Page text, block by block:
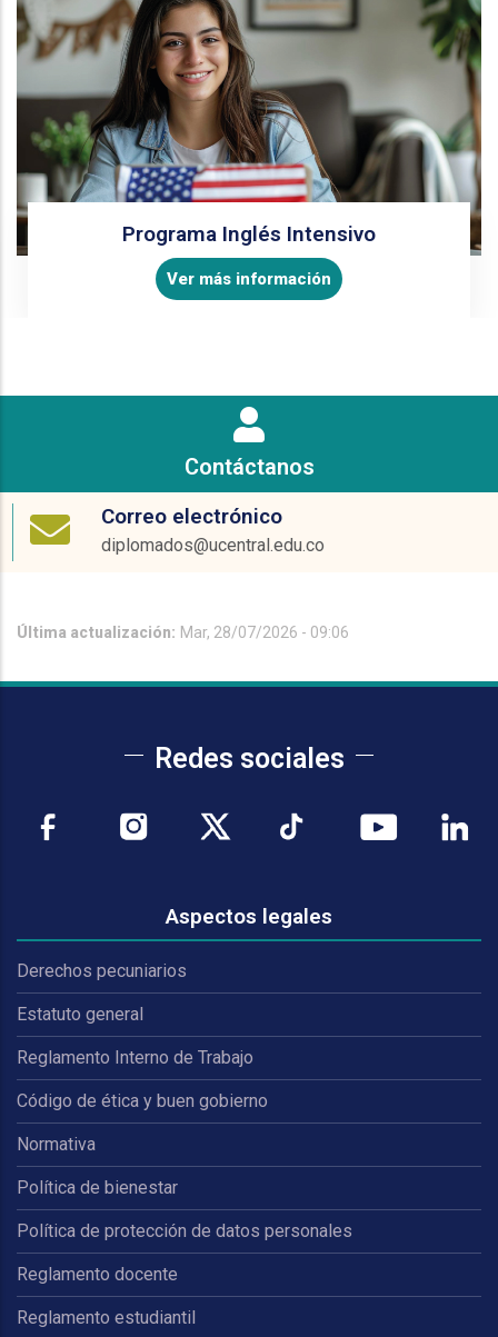
Programa Inglés Intensivo
Ver más información
Contáctanos
Correo electrónico
diplomados@ucentral.edu.co
Última actualización: Mar, 28/07/2026 - 09:06
Redes sociales
Aspectos legales
Derechos pecuniarios
Estatuto general
Reglamento Interno de Trabajo
Código de ética y buen gobierno
Normativa
Política de bienestar
Política de protección de datos personales
Reglamento docente
Reglamento estudiantil